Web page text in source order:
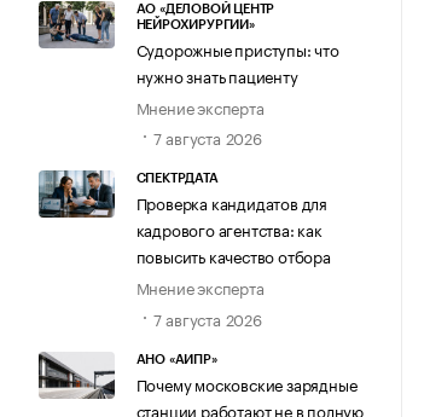
АО «ДЕЛОВОЙ ЦЕНТР
НЕЙРОХИРУРГИИ»
Судорожные приступы: что
нужно знать пациенту
Мнение эксперта
7 августа 2026
СПЕКТРДАТА
Проверка кандидатов для
кадрового агентства: как
повысить качество отбора
Мнение эксперта
7 августа 2026
АНО «АИПР»
Почему московские зарядные
станции работают не в полную